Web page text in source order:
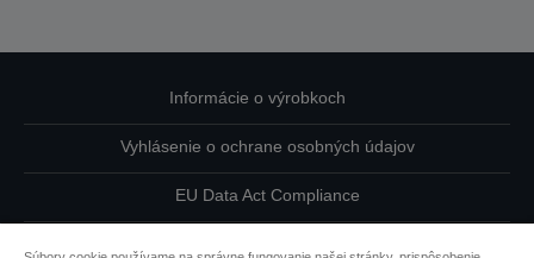
Informácie o výrobkoch
Vyhlásenie o ochrane osobných údajov
EU Data Act Compliance